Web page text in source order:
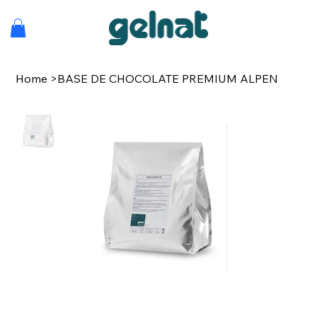
Home >BASE DE CHOCOLATE PREMIUM ALPEN